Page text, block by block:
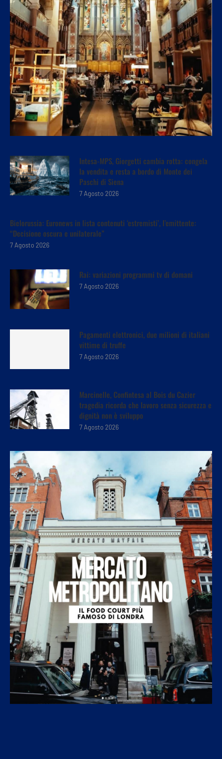
Intesa-MPS, Giorgetti cambia rotta: congela
la vendita e resta a bordo di Monte dei
Paschi di Siena
7 Agosto 2026
Bielorussia: Euronews in lista contenuti ‘estremisti’, l’emittente:
“Decisione oscura e unilaterale”
7 Agosto 2026
Rai: variazioni programmi tv di domani
7 Agosto 2026
Pagamenti elettronici, due milioni di italiani
vittime di truffe
7 Agosto 2026
Marcinelle, Confintesa al Bois du Cazier
tragedia ricorda che lavoro senza sicurezza e
dignità non è sviluppo
7 Agosto 2026